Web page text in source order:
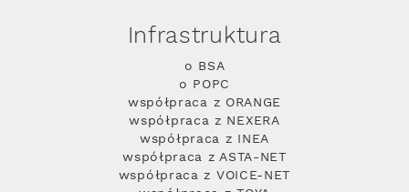
Infrastruktura
o BSA
o POPC
współpraca z ORANGE
współpraca z NEXERA
współpraca z INEA
współpraca z ASTA-NET
współpraca z VOICE-NET